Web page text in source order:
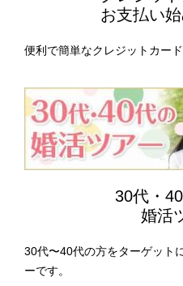
お支払い
便利で簡単なクレジットカー
30代・
婚活
30代〜40代の方をターゲット
ーです。